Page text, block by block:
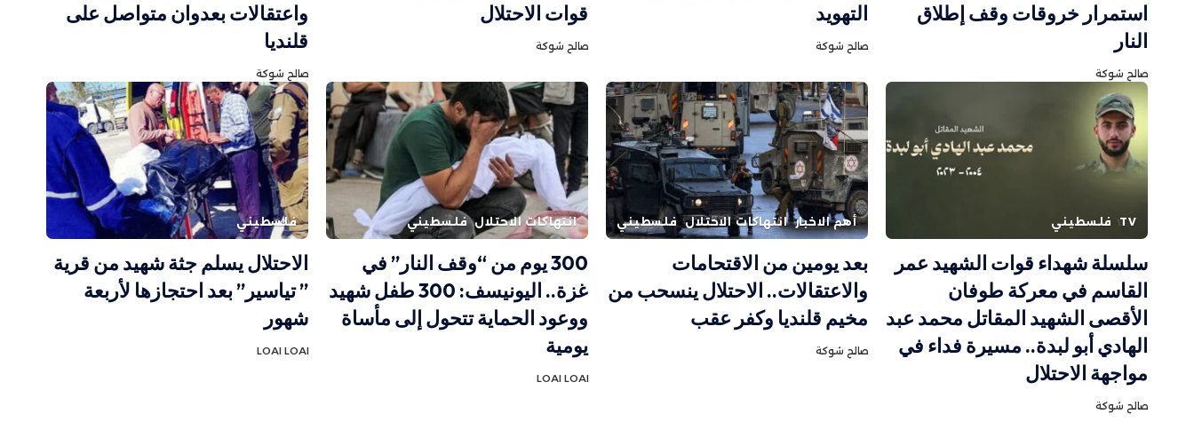
استمرار خروقات وقف إطلاق
النار
صالح شوكة
التهويد
صالح شوكة
قوات الاحتلال
صالح شوكة
واعتقالات بعدوان متواصل على
قلنديا
صالح شوكة
TV فلسطيني
سلسلة شهداء قوات الشهيد عمر
القاسم في معركة طوفان
الأقصى الشهيد المقاتل محمد عبد
الهادي أبو لبدة.. مسيرة فداء في
مواجهة الاحتلال
صالح شوكة
أهم الاخبار انتهاكات الاحتلال فلسطيني
بعد يومين من الاقتحامات
والاعتقالات.. الاحتلال ينسحب من
مخيم قلنديا وكفر عقب
صالح شوكة
انتهاكات الاحتلال فلسطيني
300 يوم من “وقف النار” في
غزة.. اليونيسف: 300 طفل شهيد
ووعود الحماية تتحول إلى مأساة
يومية
LOAI LOAI
فلسطيني
الاحتلال يسلم جثة شهيد من قرية
” تياسير” بعد احتجازها لأربعة
شهور
LOAI LOAI